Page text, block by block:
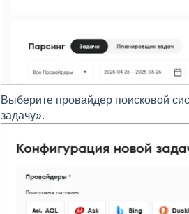
Выберите провайдер поисковой
задачу».